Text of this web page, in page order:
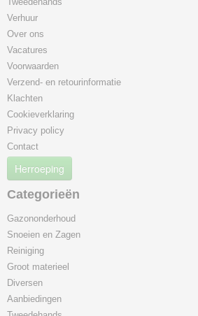
Verhuur
Over ons
Vacatures
Voorwaarden
Verzend- en retourinformatie
Klachten
Cookieverklaring
Privacy policy
Contact
Herroeping
Categorieën
Gazononderhoud
Snoeien en Zagen
Reiniging
Groot materieel
Diversen
Aanbiedingen